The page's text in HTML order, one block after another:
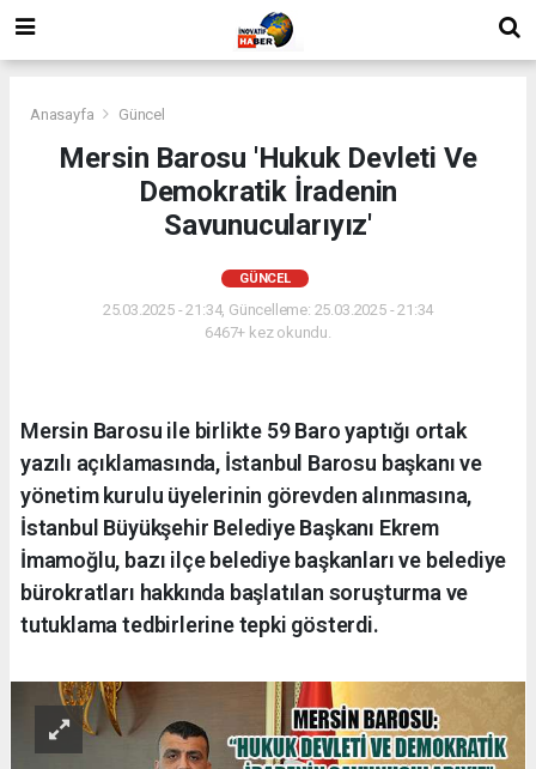
Anasayfa Güncel
Mersin Barosu 'Hukuk Devleti Ve
Demokratik İradenin
Savunucularıyız'
GÜNCEL
25.03.2025 - 21:34, Güncelleme: 25.03.2025 - 21:34
6467+ kez okundu.
Mersin Barosu ile birlikte 59 Baro yaptığı ortak
yazılı açıklamasında, İstanbul Barosu başkanı ve
yönetim kurulu üyelerinin görevden alınmasına,
İstanbul Büyükşehir Belediye Başkanı Ekrem
İmamoğlu, bazı ilçe belediye başkanları ve belediye
bürokratları hakkında başlatılan soruşturma ve
tutuklama tedbirlerine tepki gösterdi.